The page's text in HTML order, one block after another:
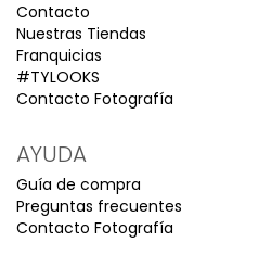
Contacto
Nuestras Tiendas
Franquicias
#TYLOOKS
Contacto Fotografía
AYUDA
Guía de compra
Preguntas frecuentes
Contacto Fotografía